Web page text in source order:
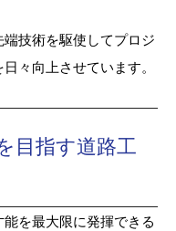
技術を駆使してプロジ
々向上させています。
目指す道路工
を最大限に発揮できる